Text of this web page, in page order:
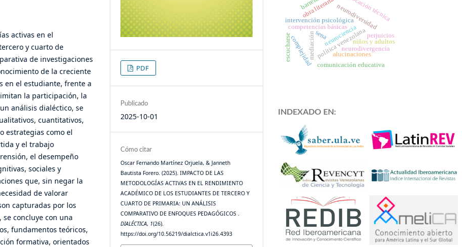
activas en el
y cuarto de
de investigaciones
de la creciente
en el estudiante, frente a
la participación, la
análisis dialéctico, se
cuantitativos,
estrategias como el
y el trabajo
el desempeño
sociales y
que, sin negar la
de valorar
capturadas por los
concluye con una
fundamentos teóricos,
formativa, orientados
PDF
Publicado
2025-10-01
Cómo citar
Oscar Fernando Martínez Orjuela, & Janneth
Bautista Forero. (2025). IMPACTO DE LAS
METODOLOGÍAS ACTIVAS EN EL RENDIMIENTO
ACADÉMICO DE LOS ESTUDIANTES DE TERCERO Y
CUARTO DE PRIMARIA: UN ANÁLISIS
COMPARATIVO DE ENFOQUES PEDAGÓGICOS .
DIALÉCTICA, 1(26).
https://doi.org/10.56219/dialctica.v1i26.4393
intervención psicológica
política venezolana
neurodivergencia
neurodiversidad
competencias básicas
neurociencia
mediación
obra literaria
complejidadsena
educación técnica
niños y adultos
alucinaciones
comunicación educativa
escucharse perjuicios
INDEXADO EN: